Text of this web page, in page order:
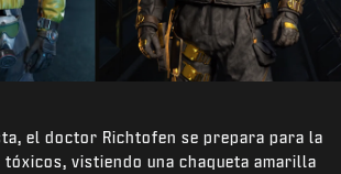
el doctor Richtofen se prepara para la
vistiendo una chaqueta amarilla